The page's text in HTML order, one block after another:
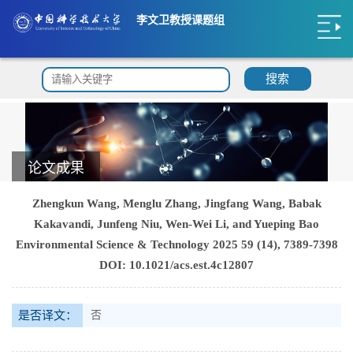
李文卫教授课题组
搜索
论文成果
Zhengkun Wang, Menglu Zhang, Jingfang Wang, Babak
Kakavandi, Junfeng Niu, Wen-Wei Li, and Yueping Bao
Environmental Science & Technology 2025 59 (14), 7389-7398
DOI: 10.1021/acs.est.4c12807
是否译文： 否